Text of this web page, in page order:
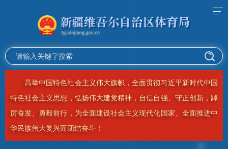
务必不忘初心、牢记使命，务必谦虚谨慎、艰苦奋斗，务必敢
于斗争、善于斗争，坚定历史自信，增强历史主动，谱写新时代中
国特色社会主义更加绚丽的华章！